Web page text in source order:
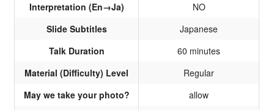
Interpretation (En→Ja)
NO
Slide Subtitles
Japanese
Talk Duration
60 minutes
Material (Difficulty) Level
Regular
May we take your photo?
allow